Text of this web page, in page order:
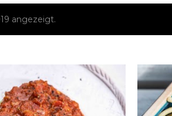
angezeigt.